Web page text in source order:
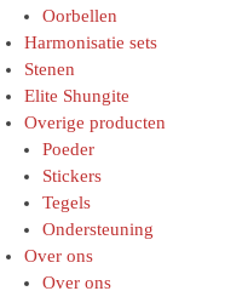
Oorbellen
Harmonisatie sets
Stenen
Elite Shungite
Overige producten
Poeder
Stickers
Tegels
Ondersteuning
Over ons
Over ons